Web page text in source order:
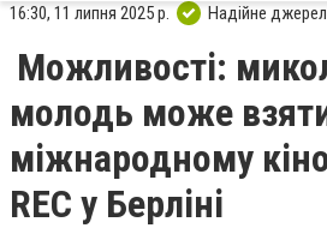
16:30, 11 липня 2025 р. Надійне
Можливості:
молодь може
міжнародному
REC у Берліні